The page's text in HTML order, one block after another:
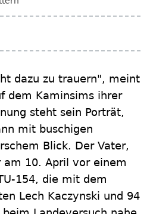
dazu zu trauern", meint
dem Kaminsims ihrer
steht sein Porträt,
mit buschigen
Blick. Der Vater,
am 10. April vor einem
154, die mit dem
Lech Kaczynski und 94